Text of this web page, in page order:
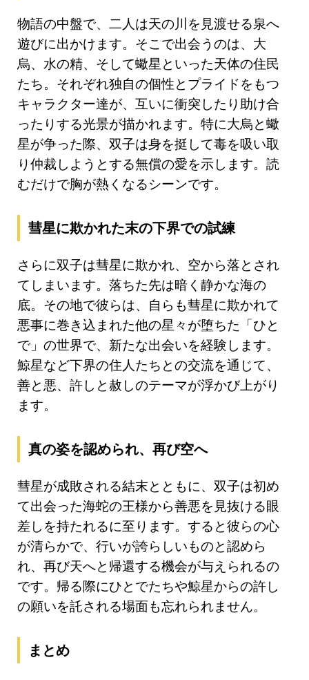
物語の中盤で、二人は天の川を見渡せる泉へ
遊びに出かけます。そこで出会うのは、大
烏、水の精、そして蠍星といった天体の住民
たち。それぞれ独自の個性とプライドをもつ
キャラクター達が、互いに衝突したり助け合
ったりする光景が描かれます。特に大烏と蠍
星が争った際、双子は身を挺して毒を吸い取
り仲裁しようとする無償の愛を示します。読
むだけで胸が熱くなるシーンです。
彗星に欺かれた末の下界での試練
さらに双子は彗星に欺かれ、空から落とされ
てしまいます。落ちた先は暗く静かな海の
底。その地で彼らは、自らも彗星に欺かれて
悪事に巻き込まれた他の星々が堕ちた「ひと
で」の世界で、新たな出会いを経験します。
鯨星など下界の住人たちとの交流を通じて、
善と悪、許しと赦しのテーマが浮かび上がり
ます。
真の姿を認められ、再び空へ
彗星が成敗される結末とともに、双子は初め
て出会った海蛇の王様から善悪を見抜ける眼
差しを持たれるに至ります。すると彼らの心
が清らかで、行いが誇らしいものと認めら
れ、再び天へと帰還する機会が与えられるの
です。帰る際にひとでたちや鯨星からの許し
の願いを託される場面も忘れられません。
まとめ